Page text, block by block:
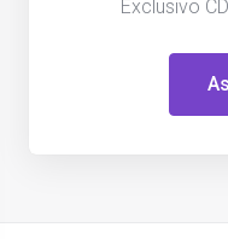
Exclusivo